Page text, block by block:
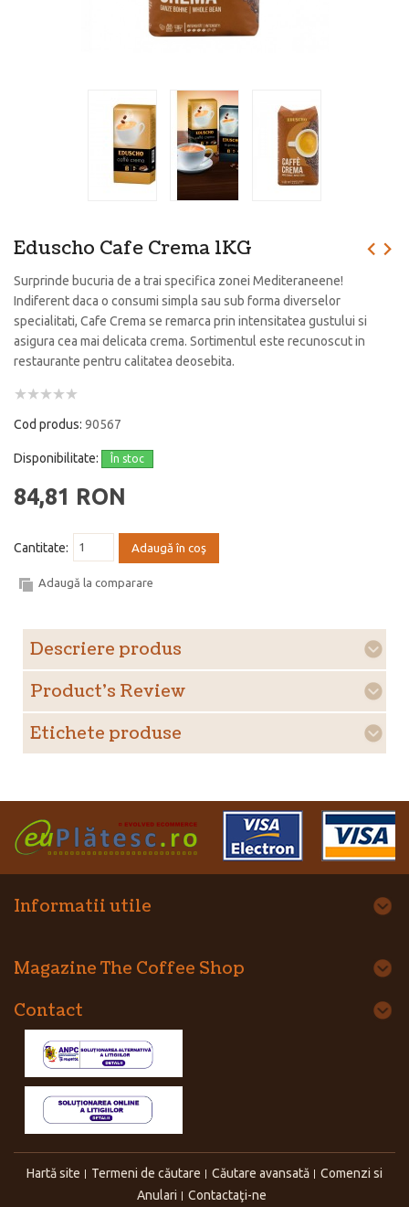
Eduscho Cafe Crema 1KG
Surprinde bucuria de a trai specifica zonei Mediteraneene!
Indiferent daca o consumi simpla sau sub forma diverselor
specialitati, Cafe Crema se remarca prin intensitatea gustului si
asigura cea mai delicata crema. Sortimentul este recunoscut in
restaurante pentru calitatea deosebita.
Cod produs: 90567
Disponibilitate: În stoc
84,81 RON
Cantitate: Adaugă în coş
Adaugă la comparare
Descriere produs
Product's Review
Etichete produse
Informatii utile
Magazine The Coffee Shop
Contact
Hartă site Termeni de căutare Căutare avansată
Comenzi si
Anulari
Contactaţi-ne